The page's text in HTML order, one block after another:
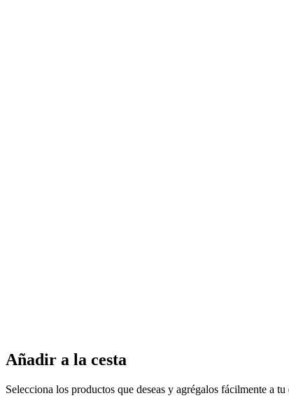
Añadir a la cesta
Selecciona los productos que deseas y agrégalos fácilmente a